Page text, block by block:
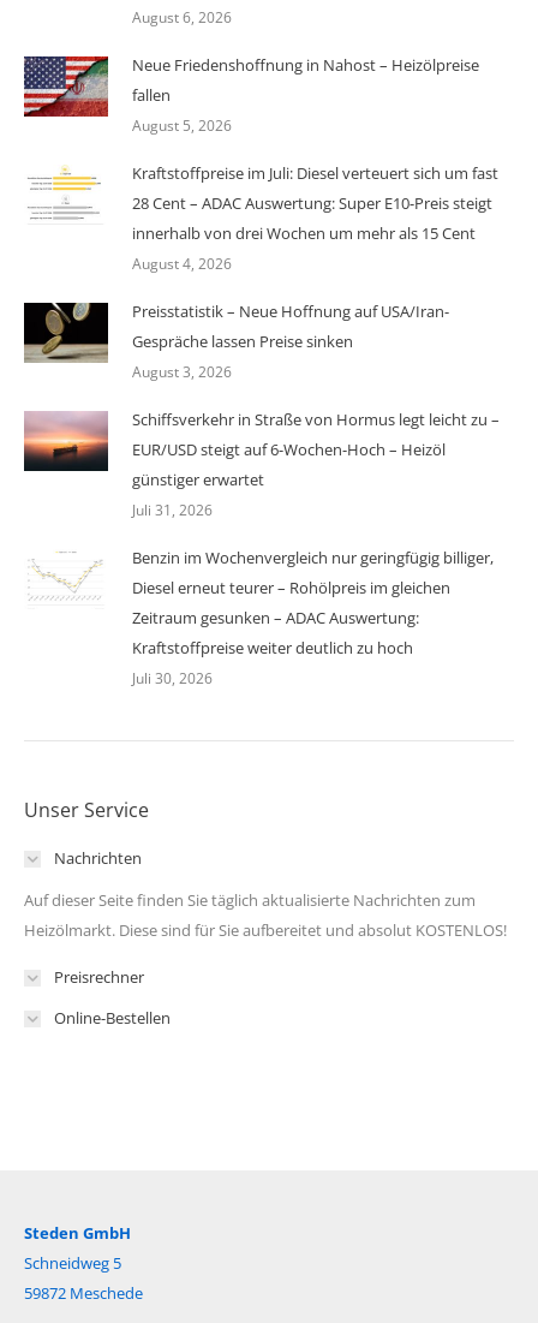
August 6, 2026
Neue Friedenshoffnung in Nahost – Heizölpreise
fallen
August 5, 2026
Kraftstoffpreise im Juli: Diesel verteuert sich um fast
28 Cent – ADAC Auswertung: Super E10-Preis steigt
innerhalb von drei Wochen um mehr als 15 Cent
August 4, 2026
Preisstatistik – Neue Hoffnung auf USA/Iran-
Gespräche lassen Preise sinken
August 3, 2026
Schiffsverkehr in Straße von Hormus legt leicht zu –
EUR/USD steigt auf 6-Wochen-Hoch – Heizöl
günstiger erwartet
Juli 31, 2026
Benzin im Wochenvergleich nur geringfügig billiger,
Diesel erneut teurer – Rohölpreis im gleichen
Zeitraum gesunken – ADAC Auswertung:
Kraftstoffpreise weiter deutlich zu hoch
Juli 30, 2026
Unser Service
Nachrichten
Auf dieser Seite finden Sie täglich aktualisierte Nachrichten zum
Heizölmarkt. Diese sind für Sie aufbereitet und absolut KOSTENLOS!
Preisrechner
Online-Bestellen
Steden GmbH
Schneidweg 5
59872 Meschede